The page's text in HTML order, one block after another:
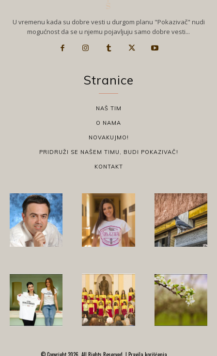
U vremenu kada su dobre vesti u durgom planu "Pokazivač" nudi
mogućnost da se u njemu pojavljuju samo dobre vesti...
Stranice
NAŠ TIM
O NAMA
NOVAKUJMO!
PRIDRUŽI SE NAŠEM TIMU, BUDI POKAZIVAČ!
KONTAKT